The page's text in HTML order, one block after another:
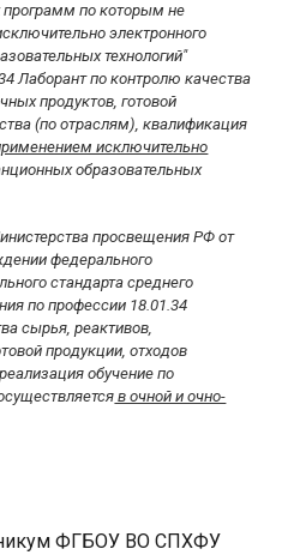
программ по которым не
электронного
технологий"
Лаборант по контролю качества
продуктов, готовой
(по отраслям), квалификация
исключительно
образовательных
просвещения РФ от
федерального
стандарта среднего
по профессии 18.01.34
сырья, реактивов,
продукции, отходов
обучение по
в очной и очно-
ФГБОУ ВО СПХФУ